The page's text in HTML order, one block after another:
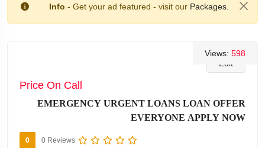
Info - Get your ad featured - visit our Packages.
Edit
Views: 598
Price On Call
EMERGENCY URGENT LOANS LOAN OFFER
EVERYONE APPLY NOW
0 0 Reviews